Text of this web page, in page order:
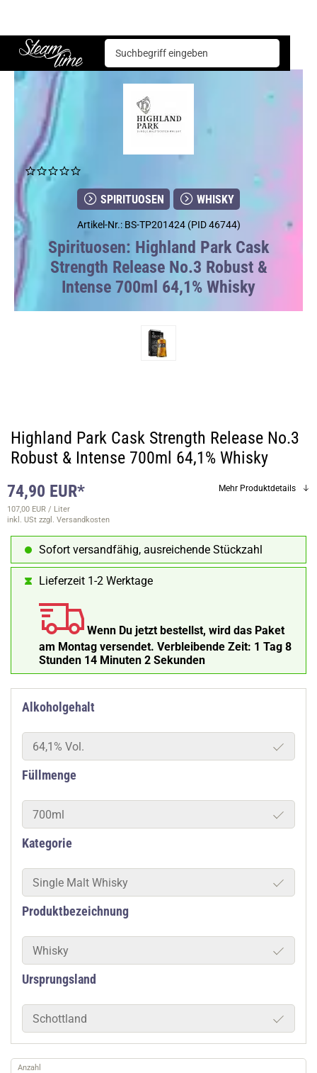
Steam time
Spirituosen Whisky Highland Park Cask Strength Release No.3 Robust & Intense 700ml 64,1% Whisky
SPIRITUOSEN WHISKY
Artikel-Nr.: BS-TP201424 (PID 46744)
Spirituosen: Highland Park Cask
Strength Release No.3 Robust &
Intense 700ml 64,1% Whisky
Highland Park Cask Strength Release No.3
Robust & Intense 700ml 64,1% Whisky
74,90 EUR*
107,00 EUR / Liter
inkl. USt zzgl. Versandkosten
Mehr Produktdetails
Sofort versandfähig, ausreichende Stückzahl
Lieferzeit 1-2 Werktage
Wenn Du jetzt bestellst, wird das Paket
am Montag versendet. Verbleibende Zeit: 1 Tag 8
Stunden 14 Minuten 1 Sekunde
Alkoholgehalt
64,1% Vol.
Füllmenge
700ml
Kategorie
Single Malt Whisky
Produktbezeichnung
Whisky
Ursprungsland
Schottland
Anzahl